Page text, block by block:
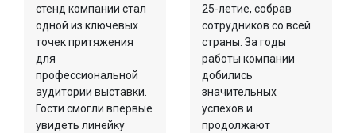
стенд компании стал
одной из ключевых
точек притяжения
для
профессиональной
аудитории выставки.
Гости смогли впервые
увидеть линейку
25-летие, собрав
сотрудников со всей
страны. За годы
работы компании
добились
значительных
успехов и
продолжают